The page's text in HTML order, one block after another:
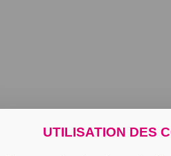
UTILISATION DES